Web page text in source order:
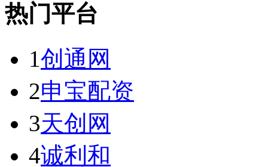
热门平台
1创通网
2申宝配资
3天创网
4诚利和